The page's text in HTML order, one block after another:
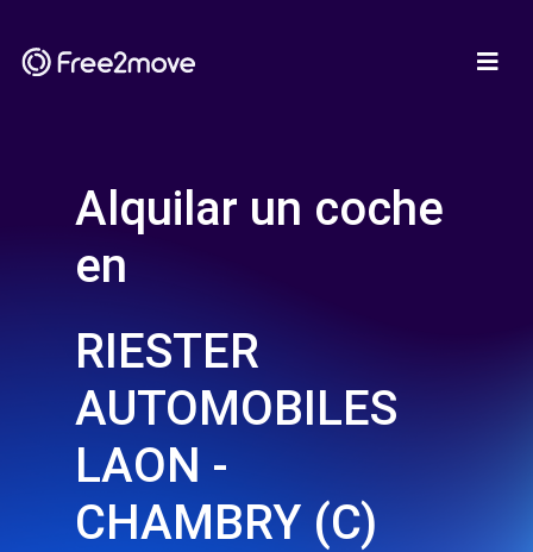
Alquilar un coche
en
RIESTER
AUTOMOBILES
LAON -
CHAMBRY (C)